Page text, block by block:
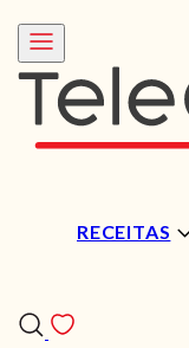
RECEITAS